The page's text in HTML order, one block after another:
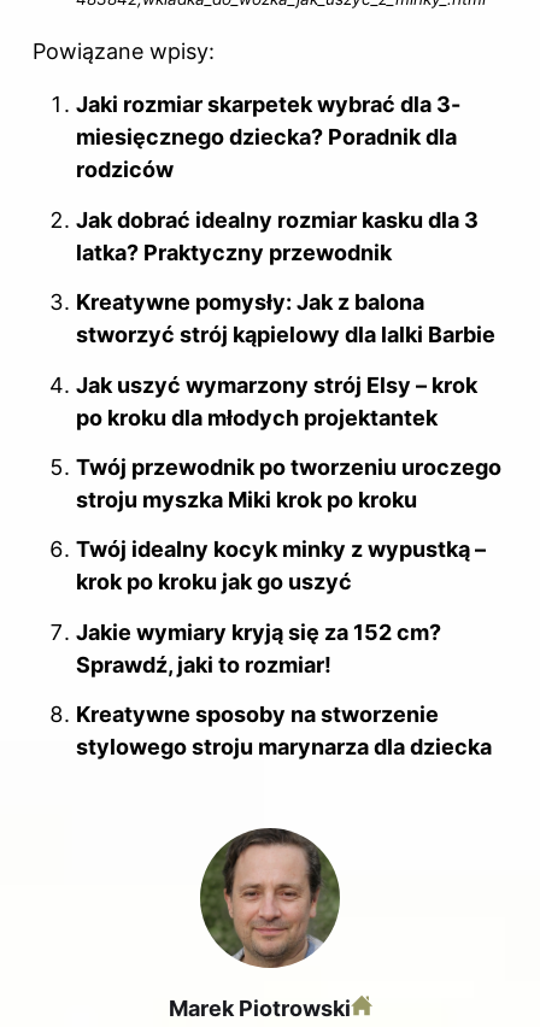
Powiązane wpisy:
Jaki rozmiar skarpetek wybrać dla 3-
miesięcznego dziecka? Poradnik dla
rodziców
Jak dobrać idealny rozmiar kasku dla 3
latka? Praktyczny przewodnik
Kreatywne pomysły: Jak z balona
stworzyć strój kąpielowy dla lalki Barbie
Jak uszyć wymarzony strój Elsy – krok
po kroku dla młodych projektantek
Twój przewodnik po tworzeniu uroczego
stroju myszka Miki krok po kroku
Twój idealny kocyk minky z wypustką –
krok po kroku jak go uszyć
Jakie wymiary kryją się za 152 cm?
Sprawdź, jaki to rozmiar!
Kreatywne sposoby na stworzenie
stylowego stroju marynarza dla dziecka
Marek Piotrowski